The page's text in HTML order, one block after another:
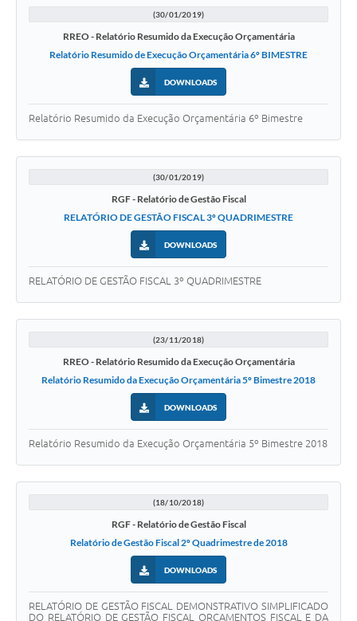
(30/01/2019)
RREO - Relatório Resumido da Execução Orçamentária
Relatório Resumido de Execução Orçamentária 6º BIMESTRE
DOWNLOADS
Relatório Resumido da Execução Orçamentária 6º Bimestre
(30/01/2019)
RGF - Relatório de Gestão Fiscal
RELATÓRIO DE GESTÃO FISCAL 3º QUADRIMESTRE
DOWNLOADS
RELATÓRIO DE GESTÃO FISCAL 3º QUADRIMESTRE
(23/11/2018)
RREO - Relatório Resumido da Execução Orçamentária
Relatório Resumido da Execução Orçamentária 5º Bimestre 2018
DOWNLOADS
Relatório Resumido da Execução Orçamentária 5º Bimestre 2018
(18/10/2018)
RGF - Relatório de Gestão Fiscal
Relatório de Gestão Fiscal 2º Quadrimestre de 2018
DOWNLOADS
RELATÓRIO DE GESTÃO FISCAL DEMONSTRATIVO SIMPLIFICADO
DO RELATÓRIO DE GESTÃO FISCAL ORÇAMENTOS FISCAL E DA